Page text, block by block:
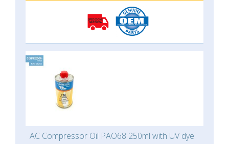
AC Compressor Oil PAO68 250ml with UV dye